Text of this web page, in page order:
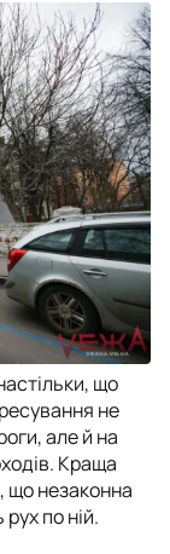
що
не
але й на
Краща
що незаконна
по ній.